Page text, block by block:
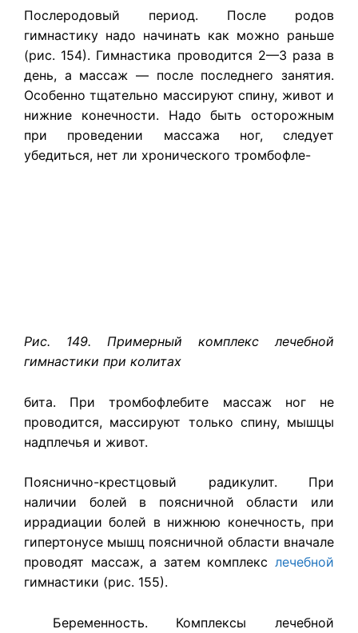
Послеродовый период. После родов
гимнастику надо начинать как можно раньше
(рис. 154). Гимнастика проводится 2—3 раза в
день, а массаж — после последнего занятия.
Особенно тщательно массируют спину, живот и
нижние конечности. Надо быть осторожным
при проведении массажа ног, следует
убедиться, нет ли хронического тромбофле-
Рис. 149. Примерный комплекс лечебной
гимнастики при колитах
бита. При тромбофлебите массаж ног не
проводится, массируют только спину, мышцы
надплечья и живот.
Пояснично-крестцовый радикулит. При
наличии болей в поясничной области или
иррадиации болей в нижнюю конечность, при
гипертонусе мышц поясничной области вначале
проводят массаж, а затем комплекс лечебной
гимнастики (рис. 155).
Беременность. Комплексы лечебной